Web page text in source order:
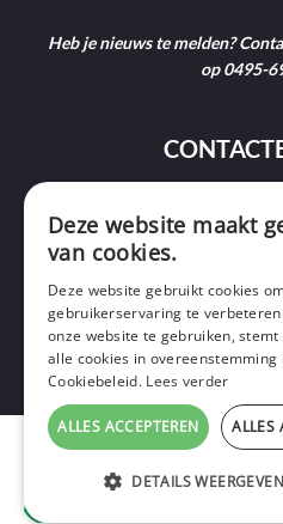
Heb je nieuws te melden?
op 0495-
9400
+32 495
Copyright © 2020 Ninof Media.
Cookie Policy|
Deze website maakt
van cookies.
Deze website gebruikt cookies
gebruikerservaring te
onze website te gebruiken, stemt
alle cookies in overeenstemming
Cookiebeleid. Lees verder
ALLES ACCEPTEREN ALLES
DETAILS WEERGEVEN